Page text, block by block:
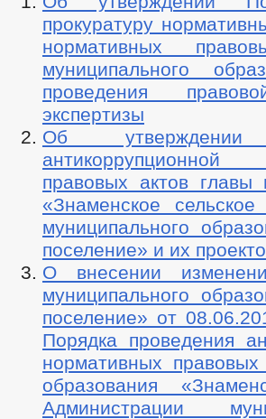
прокуратуру
нормативных
муниципального
проведения
экспертизы
Об утверждении
правовых актов главы
«Знаменское
муниципального
поселение» и их
О внесении
муниципального
поселение» от
Порядка проведения
нормативных
образования
Администрации